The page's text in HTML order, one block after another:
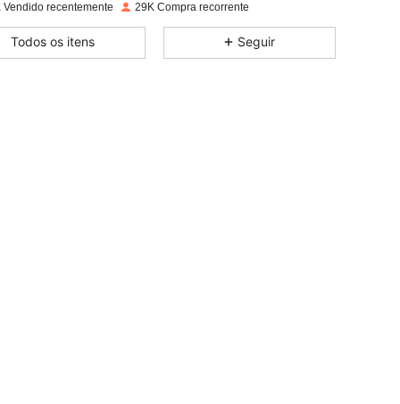
4,88 167 6.3K
Vendido recentemente 29K Compra recorrente
Todos os itens Seguir